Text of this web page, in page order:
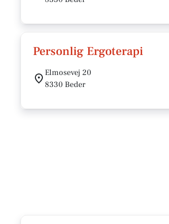
Personlig Ergoterapi
Elmosevej 20
8330 Beder